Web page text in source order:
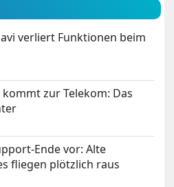
verliert Funktionen beim
zur Telekom: Das
Ende vor: Alte
fliegen plötzlich raus